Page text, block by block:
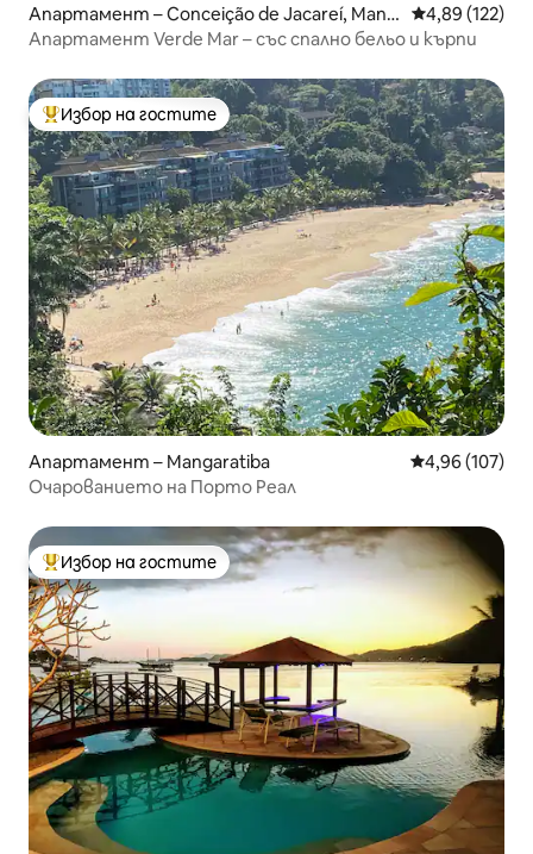
Апартамент – Conceição de Jacareí, Mang
aratiba
Средна
4,89 (122)
Апартамент Verde Mar – със спално бельо и кърпи
Най-популярен избор на гостите
Избор на гостите
Апартамент – Mangaratiba Средна
4,96 (107)
Очарованието на Порто Реал
Най-популярен избор на гостите
Избор на гостите